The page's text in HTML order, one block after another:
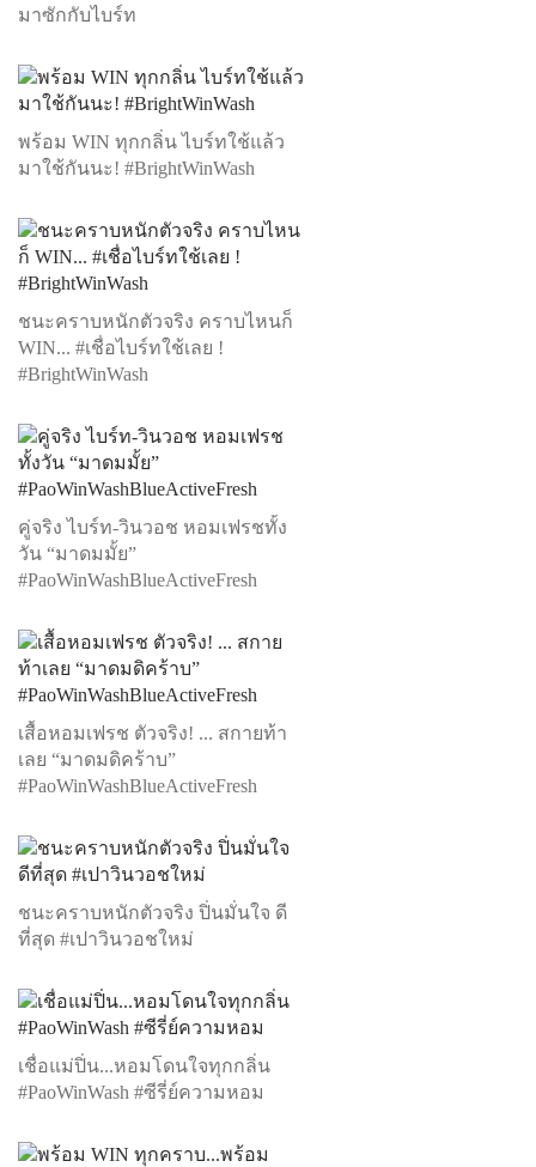
มาซักกับไบร์ท
พร้อม WIN ทุกกลิ่น ไบร์ทใช้แล้ว
มาใช้กันนะ! #BrightWinWash
ชนะคราบหนักตัวจริง คราบไหนก็
WIN... #เชื่อไบร์ทใช้เลย !
#BrightWinWash
คู่จริง ไบร์ท-วินวอช หอมเฟรชทั้ง
วัน “มาดมมั้ย”
#PaoWinWashBlueActiveFresh
เสื้อหอมเฟรช ตัวจริง! ... สกายท้า
เลย “มาดมดิคร้าบ”
#PaoWinWashBlueActiveFresh
ชนะคราบหนักตัวจริง ปิ่นมั่นใจ ดี
ที่สุด #เปาวินวอชใหม่
เชื่อแม่ปิ่น...หอมโดนใจทุกกลิ่น
#PaoWinWash #ซีรี่ย์ความหอม